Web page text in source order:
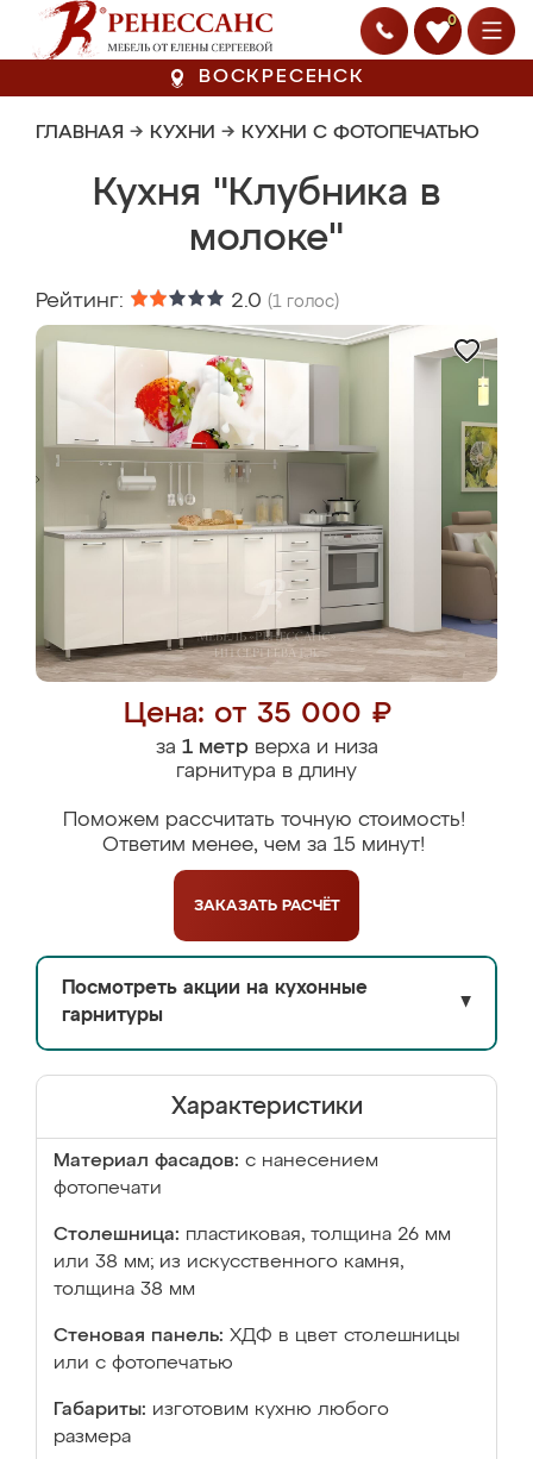
0
ВОСКРЕСЕНСК
ГЛАВНАЯ → КУХНИ → КУХНИ С ФОТОПЕЧАТЬЮ
Кухня "Клубника в
молоке"
Рейтинг: 2.0 (1 голос)
Цена: от 35 000 ₽
за 1 метрверха и низа
гарнитура в длину
Поможем рассчитать точную стоимость!
Ответим менее, чем за 15 минут!
ЗАКАЗАТЬ РАСЧЁТ
Посмотреть акции на кухонные
гарнитуры
▼
Характеристики
Материал фасадов: с нанесением
фотопечати
Столешница: пластиковая, толщина 26 мм
или 38 мм; из искусственного камня,
толщина 38 мм
Стеновая панель: ХДФ в цвет столешницы
или с фотопечатью
Габариты: изготовим кухню любого
размера